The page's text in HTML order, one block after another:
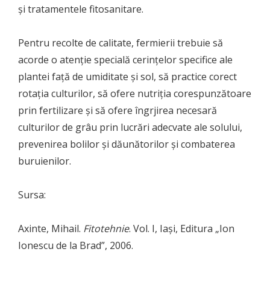
și tratamentele fitosanitare.
Pentru recolte de calitate, fermierii trebuie să
acorde o atenție specială cerințelor specifice ale
plantei față de umiditate și sol, să practice corect
rotația culturilor, să ofere nutriția corespunzătoare
prin fertilizare și să ofere îngrjirea necesară
culturilor de grâu prin lucrări adecvate ale solului,
prevenirea bolilor și dăunătorilor și combaterea
buruienilor.
Sursa:
Axinte, Mihail. Fitotehnie. Vol. I, Iași, Editura „Ion
Ionescu de la Brad”, 2006.